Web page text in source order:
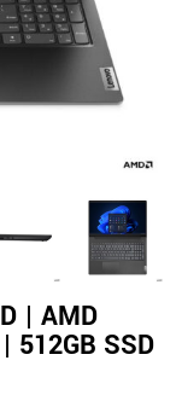
| AMD
512GB SSD